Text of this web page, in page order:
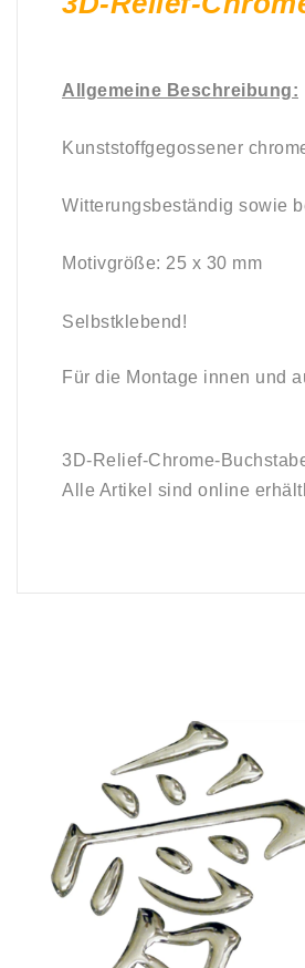
Allgemeine Beschreibung:
Kunststoffgegossener
Witterungsbeständig sowie
Motivgröße: 25 x 30 mm
Selbstklebend!
Für die Montage innen und
3D-Relief-Chrome-
Alle Artikel sind online